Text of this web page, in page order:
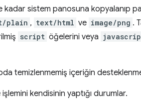
kadar sistem panosuna kopyalanıp
plain , text/html ve image/png .
script öğelerini veya
temizlenmemiş içeriğin
kendisinin yaptığı durumlar.